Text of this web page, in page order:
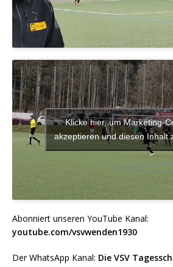
Klicke hier, um Marketing-
akzeptieren und diesen Inhalt
Abonniert unseren YouTube Kanal:
youtube.com/vsvwenden1930
Der WhatsApp Kanal: Die VSV